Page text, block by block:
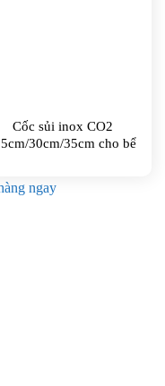
Cốc sủi inox CO2
30cm/35cm cho bể
ngay